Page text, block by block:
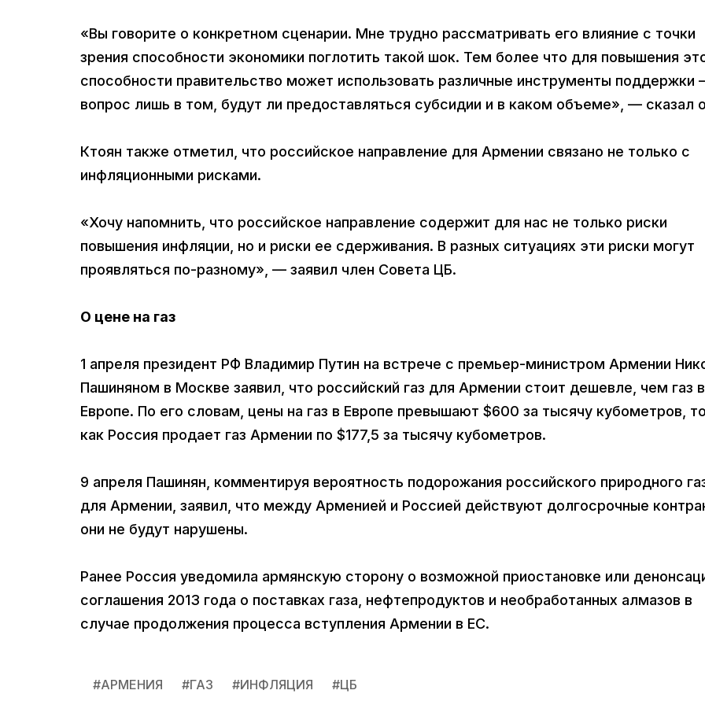
«Вы говорите о конкретном сценарии. Мне трудно рассматривать его влияние с точки
зрения способности экономики поглотить такой шок. Тем более что для повышения
способности правительство может использовать различные инструменты поддержки
вопрос лишь в том, будут ли предоставляться субсидии и в каком объеме», — сказал
Ктоян также отметил, что российское направление для Армении связано не только с
инфляционными рисками.
«Хочу напомнить, что российское направление содержит для нас не только риски
повышения инфляции, но и риски ее сдерживания. В разных ситуациях эти риски могут
проявляться по-разному», — заявил член Совета ЦБ.
О цене на газ
1 апреля президент РФ Владимир Путин на встрече с премьер-министром Армении
Пашиняном в Москве заявил, что российский газ для Армении стоит дешевле, чем газ в
Европе. По его словам, цены на газ в Европе превышают $600 за тысячу кубометров,
как Россия продает газ Армении по $177,5 за тысячу кубометров.
9 апреля Пашинян, комментируя вероятность подорожания российского природного
для Армении, заявил, что между Арменией и Россией действуют долгосрочные
они не будут нарушены.
Ранее Россия уведомила армянскую сторону о возможной приостановке или
соглашения 2013 года о поставках газа, нефтепродуктов и необработанных алмазов в
случае продолжения процесса вступления Армении в ЕС.
#АРМЕНИЯ #ГАЗ #ИНФЛЯЦИЯ #ЦБ